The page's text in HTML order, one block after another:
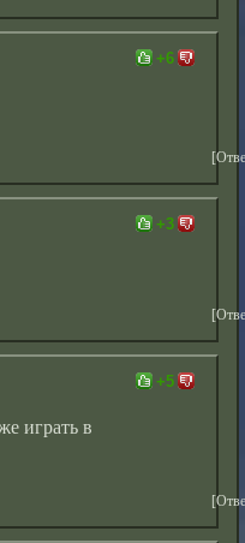
+6
+3
играть в
+5